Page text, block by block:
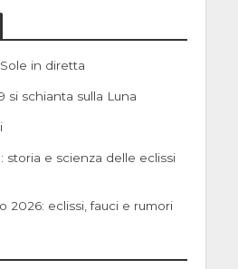
in diretta
si schianta sulla Luna
storia e scienza delle eclissi
2026: eclissi, fauci e rumori